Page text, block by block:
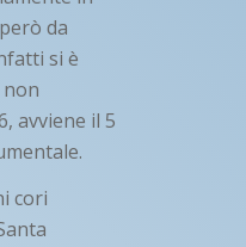
da
si è
avviene il 5
cori